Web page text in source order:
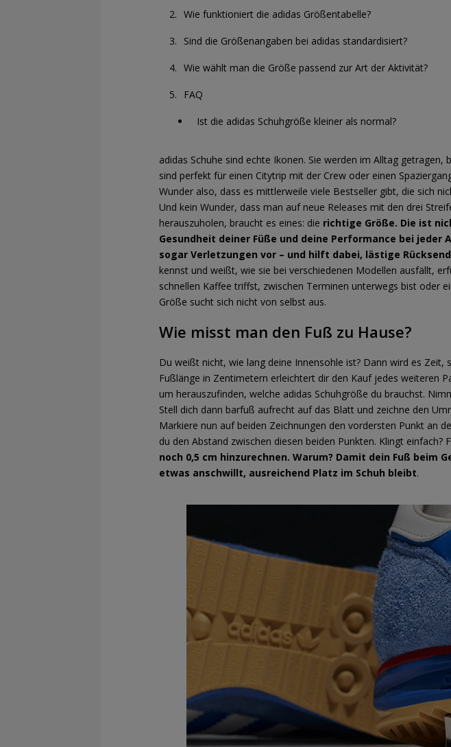
Wie funktioniert die adidas Größentabelle?
Sind die Größenangaben bei adidas standardisiert?
Wie wählt man die Größe passend zur Art der Aktivität?
FAQ
Ist die adidas Schuhgröße kleiner als normal?
adidas Schuhe sind echte Ikonen. Sie werden im Alltag
sind perfekt für einen Citytrip mit der Crew oder einen
Wunder also, dass es mittlerweile viele Bestseller gibt, die sich
Und kein Wunder, dass man auf neue Releases mit den drei
herauszuholen, braucht es eines: die richtige Größe. Die ist
Gesundheit deiner Füße und deine Performance bei
sogar Verletzungen vor – und hilft dabei, lästige
kennst und weißt, wie sie bei verschiedenen Modellen ausfällt,
schnellen Kaffee triffst, zwischen Terminen unterwegs bist oder
Größe sucht sich nicht von selbst aus.
Wie misst man den Fuß zu Hause?
Du weißt nicht, wie lang deine Innensohle ist? Dann wird es
Fußlänge in Zentimetern erleichtert dir den Kauf jedes weiteren
um herauszufinden, welche adidas Schuhgröße du brauchst.
Stell dich dann barfuß aufrecht auf das Blatt und zeichne den
Markiere nun auf beiden Zeichnungen den vordersten Punkt an
du den Abstand zwischen diesen beiden Punkten. Klingt
noch 0,5 cm hinzurechnen. Warum? Damit dein Fuß beim
etwas anschwillt, ausreichend Platz im Schuh bleibt.